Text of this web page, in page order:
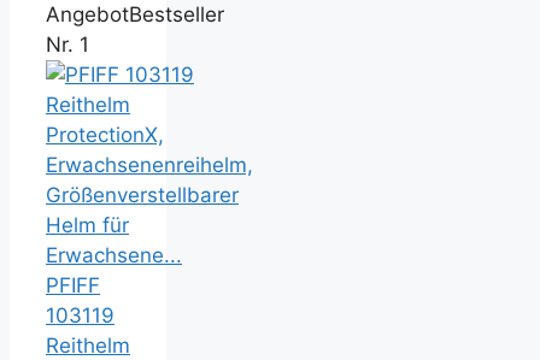
AngebotBestseller
Nr. 1
PFIFF
103119
Reithelm